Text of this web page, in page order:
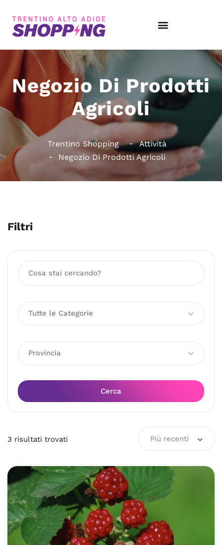
Negozio Di Prodotti
Agricoli
Trentino Shopping
Attività
Negozio Di Prodotti Agricoli
Filtri
Tutte le Categorie
Provincia
Cerca
3 risultati trovati Più recenti